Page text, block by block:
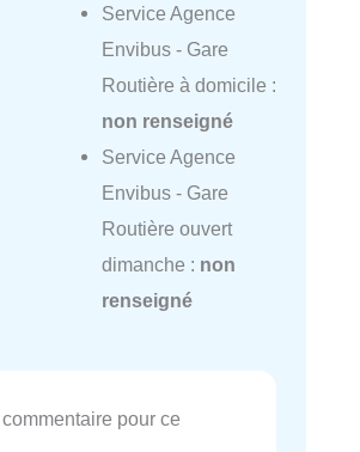
Service Agence
Envibus - Gare
Routière à domicile :
non renseigné
Service Agence
Envibus - Gare
Routière ouvert
dimanche : non
renseigné
pour ce